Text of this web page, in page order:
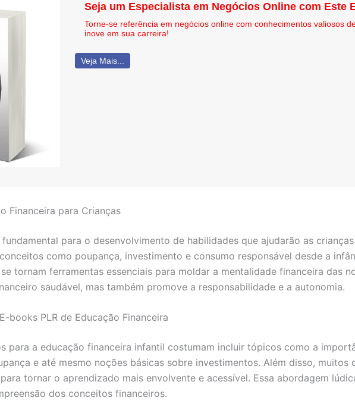
Seja um Especialista em Negócios Online com Este
Torne-se referência em negócios online com conhecimentos valiosos
inove em sua carreira!
Veja Mais...
Financeira para Crianças
para o desenvolvimento de habilidades que ajudarão as
como poupança, investimento e consumo responsável desde a
tornam ferramentas essenciais para moldar a mentalidade financeira das
saudável, mas também promove a responsabilidade e a autonomia.
books PLR de Educação Financeira
para a educação financeira infantil costumam incluir tópicos como a
e até mesmo noções básicas sobre investimentos. Além disso,
tornar o aprendizado mais envolvente e acessível. Essa abordagem
dos conceitos financeiros.